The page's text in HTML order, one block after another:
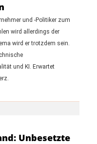
und -Politiker zum
wird allerdings der
wird er trotzdem sein.
und KI. Erwartet
Unbesetzte